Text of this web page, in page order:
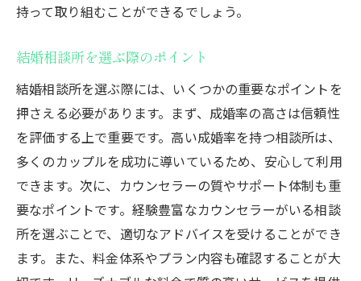
持って取り組むことができるでしょう。
結婚相談所を選ぶ際のポイント
結婚相談所を選ぶ際には、いくつかの重要なポイントを
押さえる必要があります。まず、成婚率の高さは信頼性
を評価する上で重要です。高い成婚率を持つ相談所は、
多くのカップルを成功に導いているため、安心して利用
できます。次に、カウンセラーの質やサポート体制も重
要なポイントです。経験豊富なカウンセラーがいる相談
所を選ぶことで、適切なアドバイスを受けることができ
ます。また、料金体系やプラン内容も確認することが大